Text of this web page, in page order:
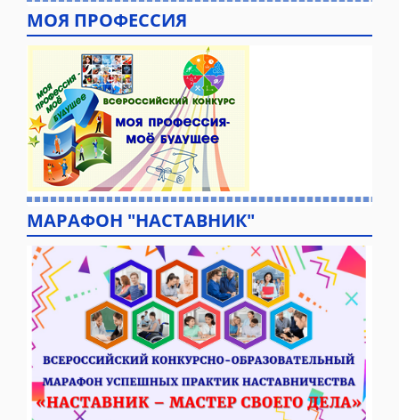
МОЯ ПРОФЕССИЯ
МАРАФОН "НАСТАВНИК"